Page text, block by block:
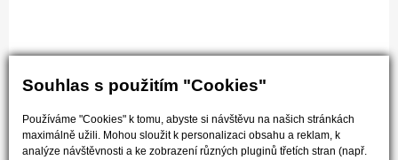
Souhlas s použitím "Cookies"
Používáme "Cookies" k tomu, abyste si návštěvu na našich stránkách
maximálně užili. Mohou sloužit k personalizaci obsahu a reklam, k
analýze návštěvnosti a ke zobrazení různých pluginů třetích stran (např.